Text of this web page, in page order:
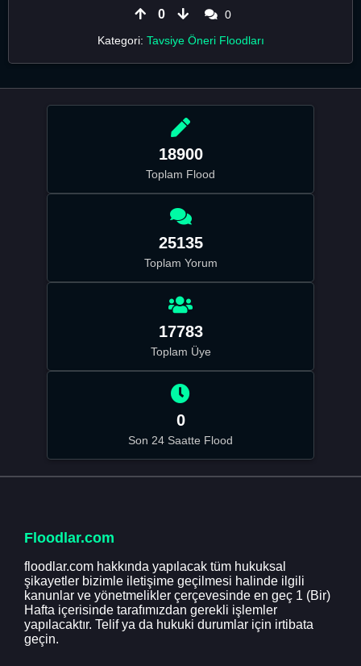
0
0
Kategori: Tavsiye Öneri Floodları
18900
Toplam Flood
25135
Toplam Yorum
17783
Toplam Üye
0
Son 24 Saatte Flood
Floodlar.com
floodlar.com hakkında yapılacak tüm hukuksal
şikayetler bizimle iletişime geçilmesi halinde ilgili
kanunlar ve yönetmelikler çerçevesinde en geç 1 (Bir)
Hafta içerisinde tarafımızdan gerekli işlemler
yapılacaktır. Telif ya da hukuki durumlar için irtibata
geçin.